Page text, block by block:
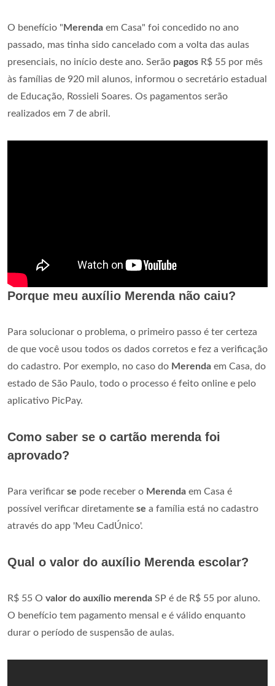
O benefício " Merenda em Casa" foi concedido no ano
passado, mas tinha sido cancelado com a volta das aulas
presenciais, no início deste ano. Serão pagos R$ 55 por mês
às famílias de 920 mil alunos, informou o secretário estadual
de Educação, Rossieli Soares. Os pagamentos serão
realizados em 7 de abril.
Porque meu auxílio Merenda não caiu?
Para solucionar o problema, o primeiro passo é ter certeza
de que você usou todos os dados corretos e fez a verificação
do cadastro. Por exemplo, no caso do Merenda em Casa, do
estado de São Paulo, todo o processo é feito online e pelo
aplicativo PicPay.
Como saber se o cartão merenda foi
aprovado?
Para verificar se pode receber o Merenda em Casa é
possível verificar diretamente se a família está no cadastro
através do app 'Meu CadÚnico'.
Qual o valor do auxílio Merenda escolar?
R$ 55 O valor do auxílio merenda SP é de R$ 55 por aluno.
O benefício tem pagamento mensal e é válido enquanto
durar o período de suspensão de aulas.